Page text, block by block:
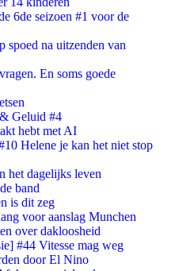
6de seizoen #1 voor de
spoed na uitzenden van
En soms goede
Geluid #4
hebt met AI
Helene je kan het niet stop
het dagelijks leven
band
is dit zeg
voor aanslag Munchen
over dakloosheid
#44 Vitesse mag weg
door El Nino